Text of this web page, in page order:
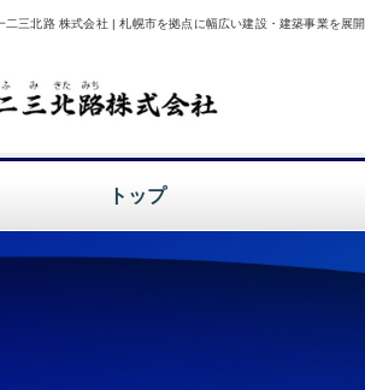
二三北路 株式会社 | 札幌市を拠点に幅広い建設・建築事業を展開
トップ